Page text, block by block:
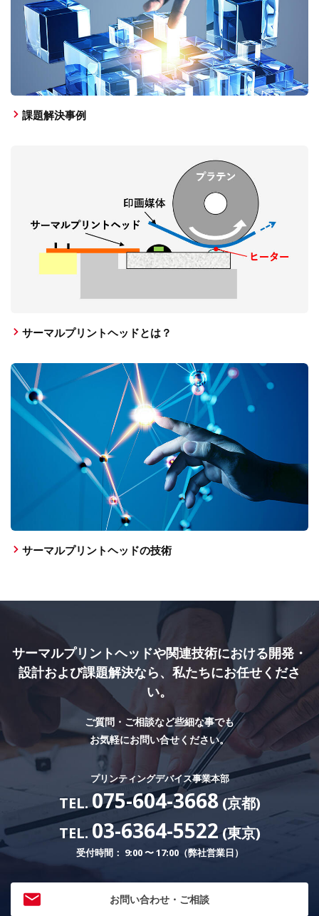
課題解決事例
サーマルプリントヘッドとは？
サーマルプリントヘッドの技術
サーマルプリントヘッドや関連技術における開発・
設計および課題解決なら、私たちにお任せくださ
い。
ご質問・ご相談など些細な事でも
お気軽にお問い合せください。
プリンティングデバイス事業本部
TEL.075-604-3668(京都)
TEL.03-6364-5522(東京)
受付時間： 9:00 〜 17:00（弊社営業日）
お問い合わせ・ご相談